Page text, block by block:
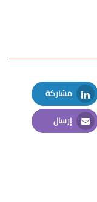
مشاركة
LinkedIn
إرسال
Email